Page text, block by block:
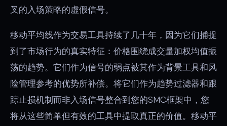
叉的入场策略的虚假信号。
移动平均线作为交易工具持续了几十年，因为它们捕捉
到了市场行为的真实特征：价格围绕成交量加权均值振
荡的趋势。它们作为信号的弱点被其作为背景工具和风
险管理参考的优势所补偿。将它们作为趋势过滤器和跟
踪止损机制而非入场信号整合到您的SMC框架中，您
将从这些简单但有效的工具中提取真正的价值。移动平